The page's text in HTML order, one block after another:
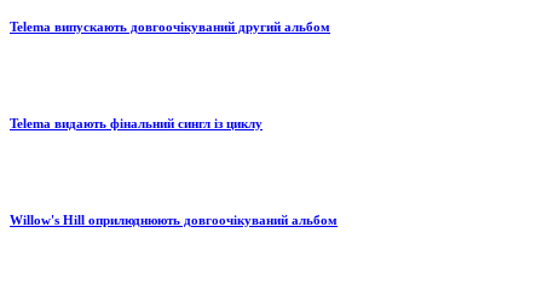
Telema випускають довгоочікуваний другий альбом
Telema видають фінальний сингл із циклу
Willow's Hill оприлюднюють довгоочікуваний альбом